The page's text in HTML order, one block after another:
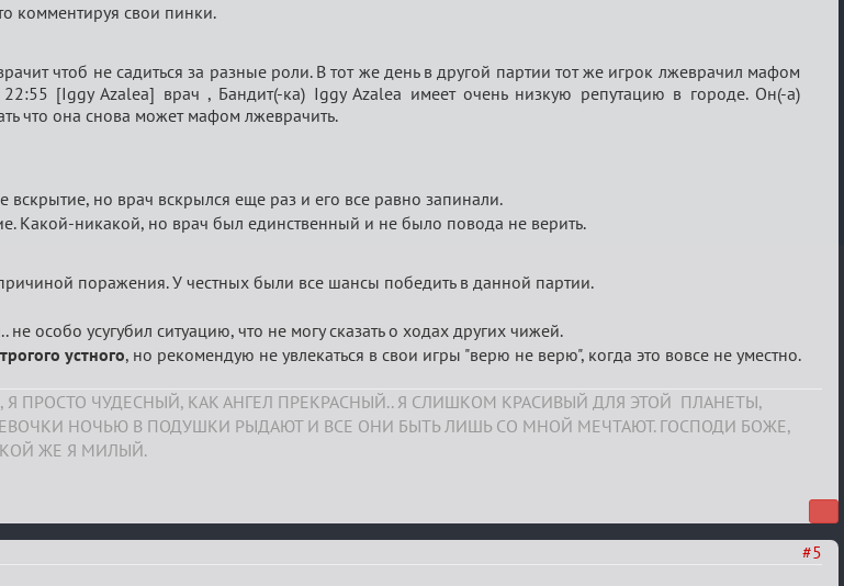
комментируя свои пинки.
чтоб не садиться за разные роли. В тот же день в другой партии тот же игрок лжеврачил мафом
[Iggy Azalea] врач , Бандит(-ка) Iggy Azalea имеет очень низкую репутацию в городе. Он(-а)
что она снова может мафом лжеврачить.
но врач вскрылся еще раз и его все равно запинали.
Какой-никакой, но врач был единственный и не было повода не верить.
поражения. У честных были все шансы победить в данной партии.
особо усугубил ситуацию, что не могу сказать о ходах других чижей.
устного, но рекомендую не увлекаться в свои игры "верю не верю", когда это вовсе не уместно.
ПРОСТО ЧУДЕСНЫЙ, КАК АНГЕЛ ПРЕКРАСНЫЙ.. Я СЛИШКОМ КРАСИВЫЙ ДЛЯ ЭТОЙ ПЛАНЕТЫ,
НОЧЬЮ В ПОДУШКИ РЫДАЮТ И ВСЕ ОНИ БЫТЬ ЛИШЬ СО МНОЙ МЕЧТАЮТ. ГОСПОДИ БОЖЕ,
ЖЕ Я МИЛЫЙ.
#5